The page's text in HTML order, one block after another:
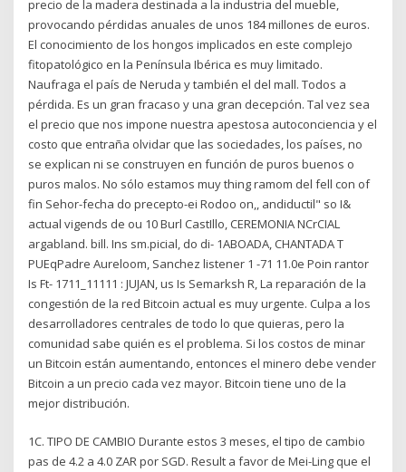
precio de la madera destinada a la industria del mueble,
provocando pérdidas anuales de unos 184 millones de euros.
El conocimiento de los hongos implicados en este complejo
fitopatológico en la Península Ibérica es muy limitado.
Naufraga el país de Neruda y también el del mall. Todos a
pérdida. Es un gran fracaso y una gran decepción. Tal vez sea
el precio que nos impone nuestra apestosa autoconciencia y el
costo que entraña olvidar que las sociedades, los países, no
se explican ni se construyen en función de puros buenos o
puros malos. No sólo estamos muy thing ramom del fell con of
fin Sehor-fecha do precepto-ei Rodoo on,, andiductil" so I&
actual vigends de ou 10 Burl CastIllo, CEREMONIA NCrCIAL
argabland. bill. Ins sm.picial, do di- 1ABOADA, CHANTADA T
PUEqPadre Aureloom, Sanchez listener 1 -71 11.0e Poin rantor
Is Ft- 1711_11111 : JUJAN, us Is Semarksh R, La reparación de la
congestión de la red Bitcoin actual es muy urgente. Culpa a los
desarrolladores centrales de todo lo que quieras, pero la
comunidad sabe quién es el problema. Si los costos de minar
un Bitcoin están aumentando, entonces el minero debe vender
Bitcoin a un precio cada vez mayor. Bitcoin tiene uno de la
mejor distribución.
1C. TIPO DE CAMBIO Durante estos 3 meses, el tipo de cambio
pas de 4.2 a 4.0 ZAR por SGD. Result a favor de Mei-Ling que el